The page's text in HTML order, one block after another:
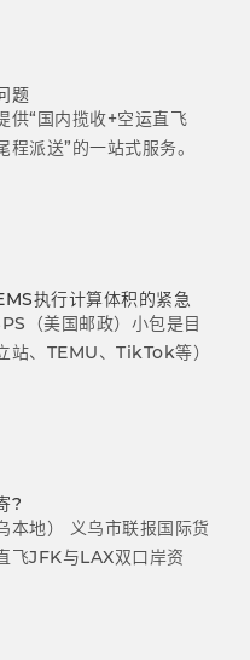
题
供“国内揽收+空运直飞
派送”的一站式服务。
执行计算体积的紧急
（美国邮政）小包是目
站、TEMU、TikTok等）
?
本地） 义乌市联报国际货
飞JFK与LAX双口岸资